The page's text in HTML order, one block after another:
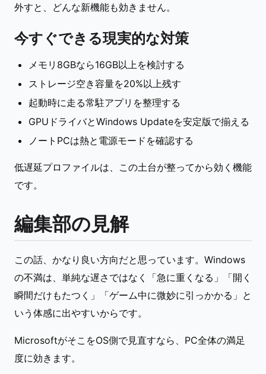
外すと、どんな新機能も効きません。
今すぐできる現実的な対策
メモリ8GBなら16GB以上を検討する
ストレージ空き容量を20%以上残す
起動時に走る常駐アプリを整理する
GPUドライバとWindows Updateを安定版で揃える
ノートPCは熱と電源モードを確認する
低遅延プロファイルは、この土台が整ってから効く機能
です。
編集部の見解
この話、かなり良い方向だと思っています。Windows
の不満は、単純な遅さではなく「急に重くなる」「開く
瞬間だけもたつく」「ゲーム中に微妙に引っかかる」と
いう体感に出やすいからです。
MicrosoftがそこをOS側で見直すなら、PC全体の満足
度に効きます。